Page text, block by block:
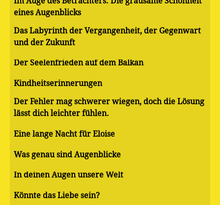
eines Augenblicks
Das Labyrinth der Vergangenheit, der Gegenwart
und der Zukunft
Der Seelenfrieden auf dem Balkan
Kindheitserinnerungen
Der Fehler mag schwerer wiegen, doch die Lösung
lässt dich leichter fühlen.
Eine lange Nacht für Eloise
Was genau sind Augenblicke
In deinen Augen unsere Welt
Könnte das Liebe sein?